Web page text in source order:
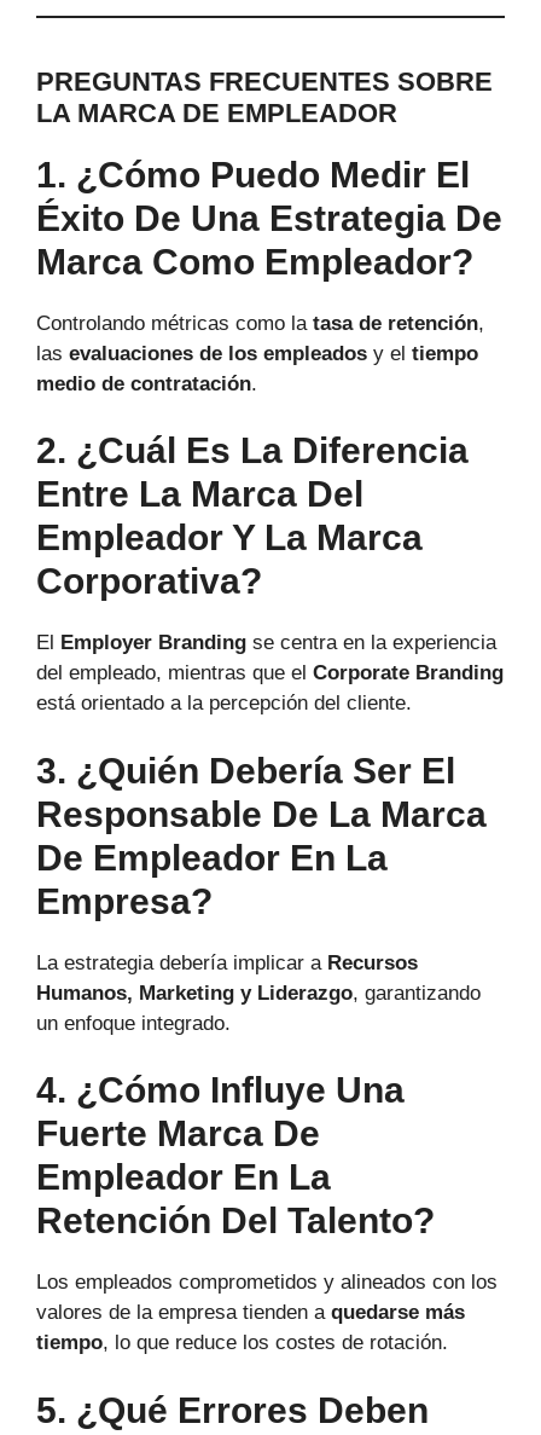
PREGUNTAS FRECUENTES SOBRE
LA MARCA DE EMPLEADOR
1. ¿Cómo Puedo Medir El
Éxito De Una Estrategia De
Marca Como Empleador?
Controlando métricas como la tasa de retención,
las evaluaciones de los empleados y el tiempo
medio de contratación.
2. ¿Cuál Es La Diferencia
Entre La Marca Del
Empleador Y La Marca
Corporativa?
El Employer Branding se centra en la experiencia
del empleado, mientras que el Corporate Branding
está orientado a la percepción del cliente.
3. ¿Quién Debería Ser El
Responsable De La Marca
De Empleador En La
Empresa?
La estrategia debería implicar a Recursos
Humanos, Marketing y Liderazgo, garantizando
un enfoque integrado.
4. ¿Cómo Influye Una
Fuerte Marca De
Empleador En La
Retención Del Talento?
Los empleados comprometidos y alineados con los
valores de la empresa tienden a quedarse más
tiempo, lo que reduce los costes de rotación.
5. ¿Qué Errores Deben